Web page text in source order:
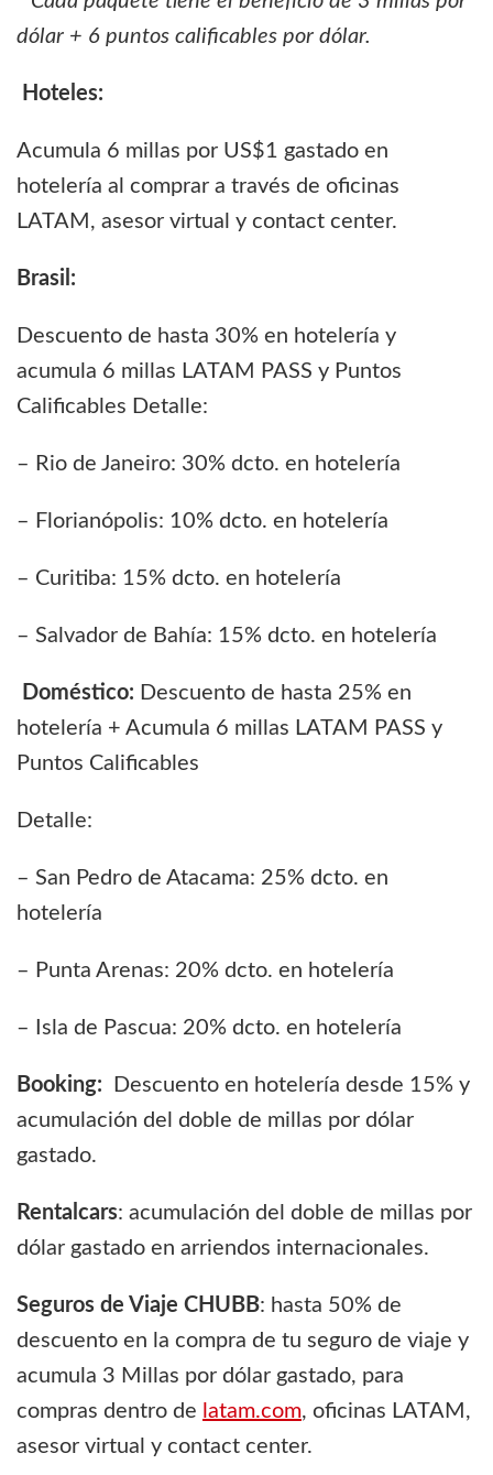
dólar + 6 puntos calificables por dólar.
Hoteles:
Acumula 6 millas por US$1 gastado en
hotelería al comprar a través de oficinas
LATAM, asesor virtual y contact center.
Brasil:
Descuento de hasta 30% en hotelería y
acumula 6 millas LATAM PASS y Puntos
Calificables Detalle:
– Rio de Janeiro: 30% dcto. en hotelería
– Florianópolis: 10% dcto. en hotelería
– Curitiba: 15% dcto. en hotelería
– Salvador de Bahía: 15% dcto. en hotelería
Doméstico: Descuento de hasta 25% en
hotelería + Acumula 6 millas LATAM PASS y
Puntos Calificables
Detalle:
– San Pedro de Atacama: 25% dcto. en
hotelería
– Punta Arenas: 20% dcto. en hotelería
– Isla de Pascua: 20% dcto. en hotelería
Booking:
Descuento en hotelería desde 15% y
acumulación del doble de millas por dólar
gastado.
Rentalcars: acumulación del doble de millas por
dólar gastado en arriendos internacionales.
Seguros de Viaje CHUBB: hasta 50% de
descuento en la compra de tu seguro de viaje y
acumula 3 Millas por dólar gastado, para
compras dentro de latam.com, oficinas LATAM,
asesor virtual y contact center.